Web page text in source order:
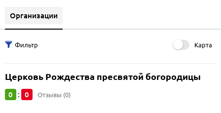
Организации
Карта
Церковь Рождества пресвятой богородицы
0 : 0 Отзывы (0)